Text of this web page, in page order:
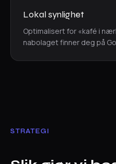
Lokal synlighet
Optimalisert for «kafé i
nabolaget finner deg på
STRATEGI